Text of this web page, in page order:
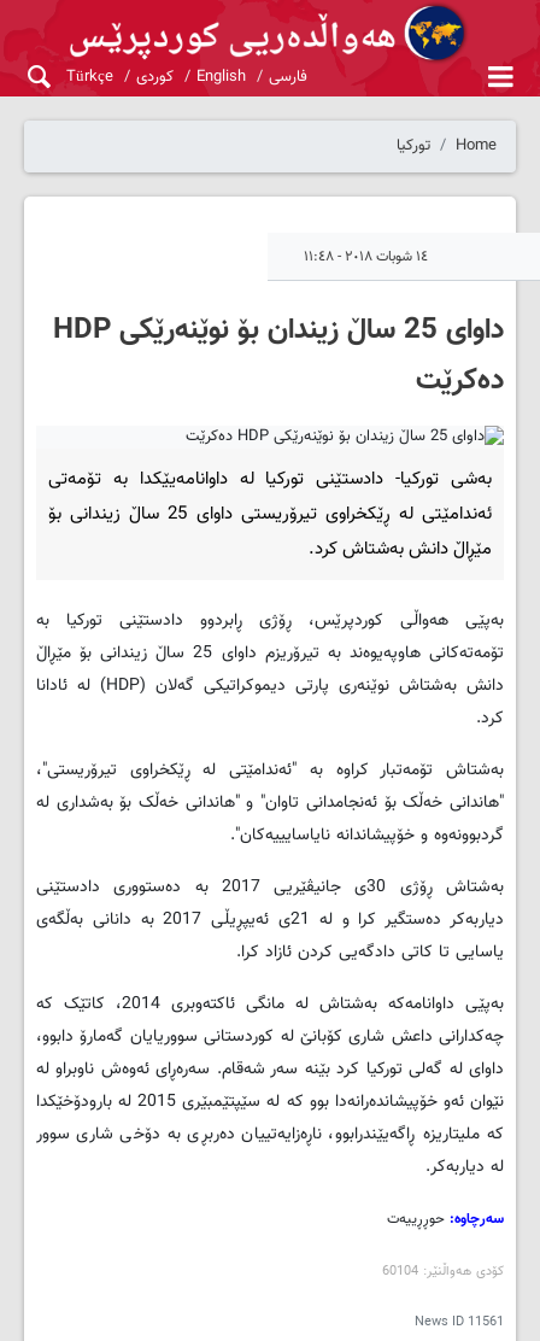
فارسی English کوردی Türkçe
Home تورکیا
١٤ شوبات ٢٠١٨ - ١١:٤٨
داوای 25 ساڵ زیندان بۆ نوێنه‌رێکی HDP
ده‌کرێت
به‌شی تورکیا- دادستێنی تورکیا له‌ داوانامه‌یێکدا به‌ تۆمه‌تی
ئه‌ندامێتی له‌ ڕێکخراوی تیرۆریستی داوای 25 ساڵ زیندانی بۆ
مێڕاڵ دانش به‌شتاش کرد.
به‌پێی هه‌واڵی کوردپرێس، ڕۆژی ڕابردوو دادستێنی تورکیا به‌
تۆمه‌ته‌کانی هاوپه‌یوه‌ند به‌ تیرۆریزم داوای 25 ساڵ زیندانی بۆ مێڕاڵ
دانش به‌شتاش نوێنه‌ری پارتی دیموکراتیکی گه‌لان (HDP) له‌ ئادانا
کرد.
به‌شتاش تۆمه‌تبار کراوه‌ به‌ "ئه‌ندامێتی له‌ ڕێکخراوی تیرۆریستی"،
"هاندانی خه‌ڵک بۆ ئه‌نجامدانی تاوان" و "هاندانی خه‌ڵک بۆ به‌شداری له‌
گردبوونه‌وه‌ و خۆپیشاندانه‌ نایاسایییه‌کان".
به‌شتاش ڕۆژی 30ی جانیڤێریی 2017 به‌ ده‌ستووری دادستێنی
دیاربه‌کر ده‌ستگیر کرا و له‌ 21ی ئه‌یپڕیڵی 2017 به‌ دانانی به‌ڵگه‌ی
یاسایی تا کاتی دادگه‌یی کردن ئازاد کرا.
به‌پێی داوانامه‌که‌ به‌شتاش له‌ مانگی ئاکته‌وبری 2014، کاتێک که‌
چه‌کدارانی داعش شاری کۆبانێ له‌ کوردستانی سووریایان گه‌مارۆ دابوو،
داوای له‌ گه‌لی تورکیا کرد بێنه‌ سه‌ر شه‌قام. سه‌ره‌ڕای ئه‌وه‌ش ناوبراو له‌
نێوان ئه‌و خۆپیشانده‌رانه‌دا بوو که‌ له‌ سێپتێمبێری 2015 له‌ بارودۆخێکدا
که‌ ملیتاریزه‌ ڕاگه‌یێندرابوو، ناڕه‌زایه‌تییان ده‌ربڕی به‌ دۆخی شاری سوور
له‌ دیاربه‌کر.
سه‌رچاوه‌: حوڕڕییه‌ت
کۆدی هه‌واڵنێر: 60104
News ID 11561